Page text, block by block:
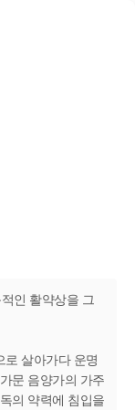
인 활약상을 그
로 살아가다 운명
문 음양가의 가주
의 약력에 침입을